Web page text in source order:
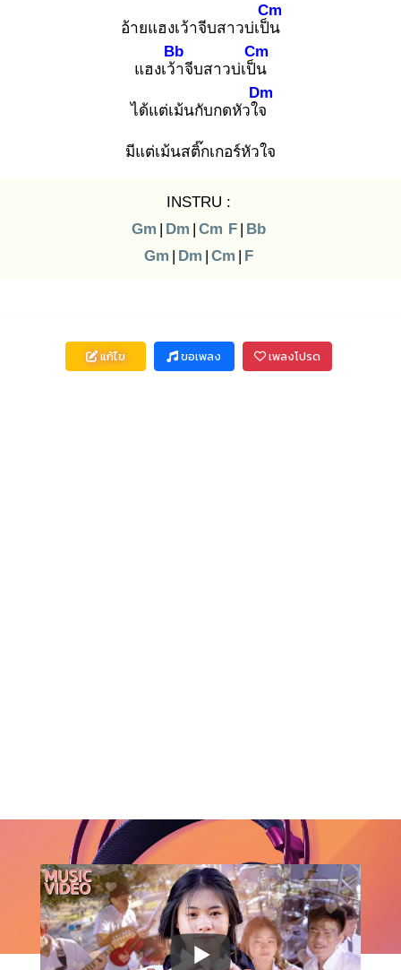
อ้ายแฮงเว้าจีบสาวบ่เป็น
Cm
แฮงเว้า
Bb
จีบสาวบ่เป็น
Cm
ได้แต่เม้นกับกดหัวใจ
Dm
มีแต่เม้นสติ๊กเกอร์หัวใจ
INSTRU :
Gm | Dm | Cm F | Bb
Gm | Dm | Cm | F
แก้ไข ขอเพลง เพลงโปรด